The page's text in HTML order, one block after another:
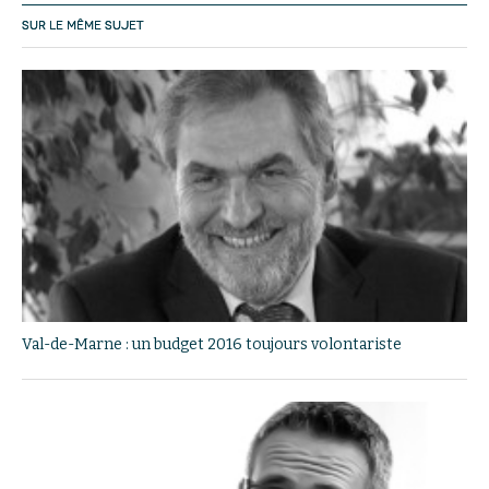
SUR LE MÊME SUJET
Val-de-Marne : un budget 2016 toujours volontariste